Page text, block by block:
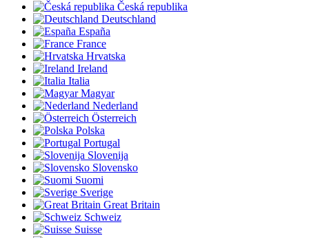
Česká republika
Deutschland
España
France
Hrvatska
Ireland
Italia
Magyar
Nederland
Österreich
Polska
Portugal
Slovenija
Slovensko
Suomi
Sverige
Great Britain
Schweiz
Suisse